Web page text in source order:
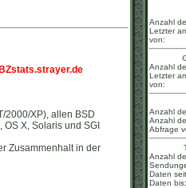
Anzahl
Letzter
von:
Anzahl
Letzter
von:
Anzahl
Anzahl
Abfrage
Anzahl
Daten
Daten bis:
BZstats.strayer.de
2000/XP), allen BSD
X, Solaris und SGI
Zusammenhalt in der